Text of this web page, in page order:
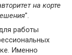
на корте
".
работы
Именно